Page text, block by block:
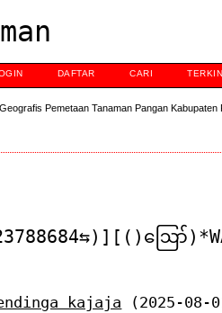
DAFTAR CARI
Pemetaan Tanaman Pangan Kabupaten
ဪ)*WA..
kajaja (2025-08-